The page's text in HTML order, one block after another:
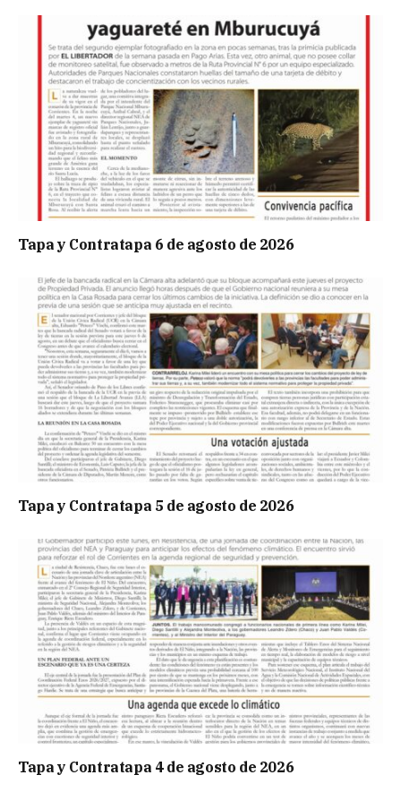
Tapa y Contratapa 6 de agosto de 2026
Tapa y Contratapa 5 de agosto de 2026
Tapa y Contratapa 4 de agosto de 2026